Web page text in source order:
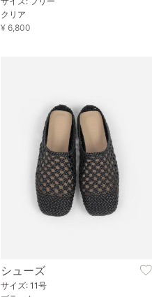
クリア
¥ 6,800
シューズ
サイズ: 11号